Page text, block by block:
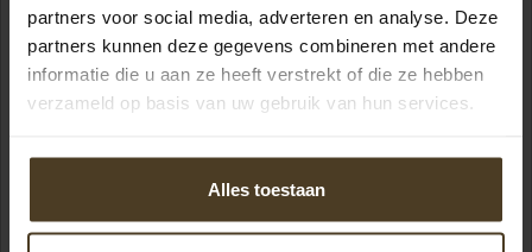
partners voor social media, adverteren en analyse. Deze
partners kunnen deze gegevens combineren met andere
informatie die u aan ze heeft verstrekt of die ze hebben
verzameld op basis van uw gebruik van hun services.
Alles toestaan